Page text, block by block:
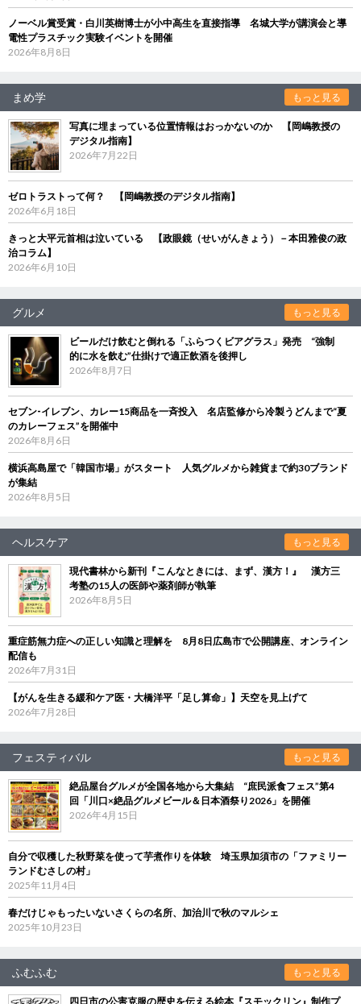
ノーベル賞受賞・白川英樹博士が小中高生を直接指導 名城大学が講演会と導
電性プラスチック実験イベントを開催
2026年8月8日
まめ学 もっと見る
写真に埋まっている位置情報はおっかないのか 【岡嶋教授の
デジタル指南】
2026年7月22日
ゼロトラストって何？ 【岡嶋教授のデジタル指南】
2026年6月18日
きっと大平元首相は泣いている 【政眼鏡（せいがんきょう）－本田雅俊の政
治コラム】
2026年6月10日
グルメ もっと見る
ビールだけ飲むと倒れる「ふらつくビアグラス」発売 “強制
的に水を飲む”仕掛けで適正飲酒を後押し
2026年8月7日
セブン‐イレブン、カレー15商品を一斉投入 名店監修から冷製うどんまで“夏
のカレーフェス”を開催中
2026年8月6日
横浜高島屋で「韓国市場」がスタート 人気グルメから雑貨まで約30ブランド
が集結
2026年8月5日
ヘルスケア もっと見る
現代書林から新刊『こんなときには、まず、漢方！』 漢方三
考塾の15人の医師や薬剤師が執筆
2026年8月5日
重症筋無力症への正しい知識と理解を 8月8日広島市で公開講座、オンライン
配信も
2026年7月31日
【がんを生きる緩和ケア医・大橋洋平「足し算命」】天空を見上げて
2026年7月28日
フェスティバル もっと見る
絶品屋台グルメが全国各地から大集結 “庶民派食フェス”第4
回「川口×絶品グルメビール＆日本酒祭り2026」を開催
2026年4月15日
自分で収穫した秋野菜を使って芋煮作りを体験 埼玉県加須市の「ファミリー
ランドむさしの村」
2025年11月4日
春だけじゃもったいないさくらの名所、加治川で秋のマルシェ
2025年10月23日
ふむふむ もっと見る
四日市の公害克服の歴史を伝える絵本『スモックリン』制作プ